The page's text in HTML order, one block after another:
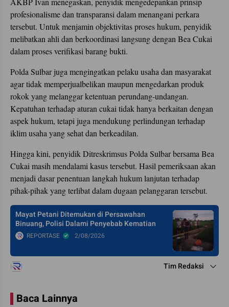
profesionalisme dan transparansi dalam menangani perkara
tersebut. Untuk menjamin objektivitas proses hukum, penyidik
melibatkan ahli dan berkoordinasi langsung dengan Bea Cukai
dalam proses verifikasi barang bukti.
Polda Sulbar juga mengingatkan pelaku usaha dan masyarakat
agar tidak memperjualbelikan maupun mengedarkan produk
rokok yang melanggar ketentuan perundang-undangan.
Kepatuhan terhadap aturan cukai tidak hanya berkaitan dengan
aspek hukum, tetapi juga mendukung perlindungan terhadap
iklim usaha yang sehat dan berkeadilan.
Hingga kini, penyidik Ditreskrimsus Polda Sulbar bersama Bea
Cukai masih mendalami kasus tersebut. Hasil pemeriksaan akan
menjadi dasar penentuan langkah hukum lanjutan terhadap
pihak-pihak yang terlibat dalam dugaan pelanggaran tersebut.
Mayat Petani Ditemukan di Persawahan
Binuang, Polisi Dalami Penyebab Kematian
REPORTASE 2/08/2026
Tim Redaksi
Baca Lainnya